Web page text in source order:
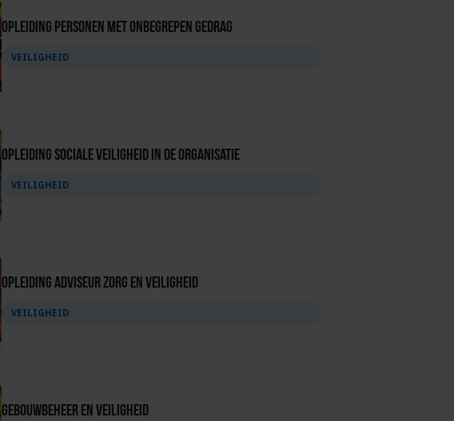
Opleiding Personen met onbegrepen gedrag
VEILIGHEID
Opleiding Sociale Veiligheid in de Organisatie
VEILIGHEID
Opleiding Adviseur zorg en veiligheid
VEILIGHEID
Gebouwbeheer en veiligheid